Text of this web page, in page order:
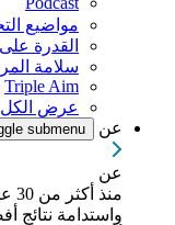
مواضيع
القدرة
سلامة
Triple Aim
عرض الكل
عن
submenu
عن
واستدامة نتائج